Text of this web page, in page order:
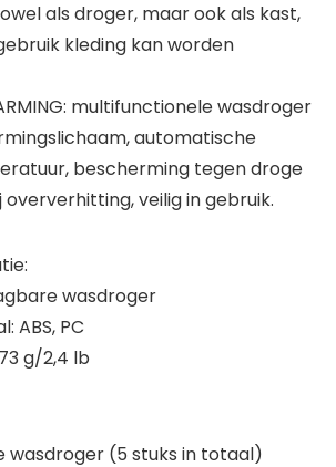
als droger, maar ook als kast,
kleding kan worden
multifunctionele wasdroger
automatische
bescherming tegen droge
veilig in gebruik.
wasdroger
ABS, PC
g/2,4 lb
wasdroger (5 stuks in totaal)